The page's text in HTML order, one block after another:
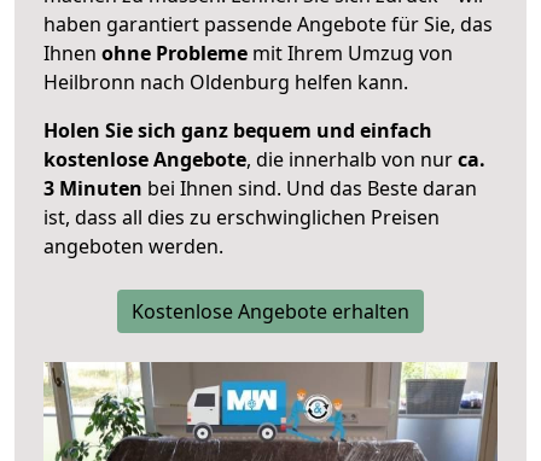
haben garantiert passende Angebote für Sie, das
Ihnen ohne Probleme mit Ihrem Umzug von
Heilbronn nach Oldenburg helfen kann.
Holen Sie sich ganz bequem und einfach
kostenlose Angebote, die innerhalb von nurca.
3 Minuten bei Ihnen sind. Und das Beste daran
ist, dass all dies zu erschwinglichen Preisen
angeboten werden.
Kostenlose Angebote erhalten